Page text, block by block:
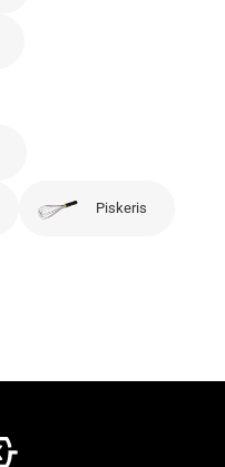
Piskeris